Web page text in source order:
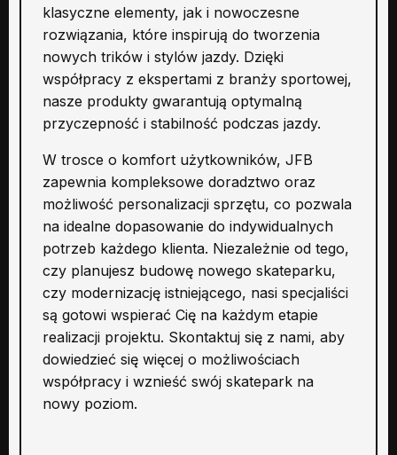
klasyczne elementy, jak i nowoczesne
rozwiązania, które inspirują do tworzenia
nowych trików i stylów jazdy. Dzięki
współpracy z ekspertami z branży sportowej,
nasze produkty gwarantują optymalną
przyczepność i stabilność podczas jazdy.
W trosce o komfort użytkowników, JFB
zapewnia kompleksowe doradztwo oraz
możliwość personalizacji sprzętu, co pozwala
na idealne dopasowanie do indywidualnych
potrzeb każdego klienta. Niezależnie od tego,
czy planujesz budowę nowego skateparku,
czy modernizację istniejącego, nasi specjaliści
są gotowi wspierać Cię na każdym etapie
realizacji projektu. Skontaktuj się z nami, aby
dowiedzieć się więcej o możliwościach
współpracy i wznieść swój skatepark na
nowy poziom.